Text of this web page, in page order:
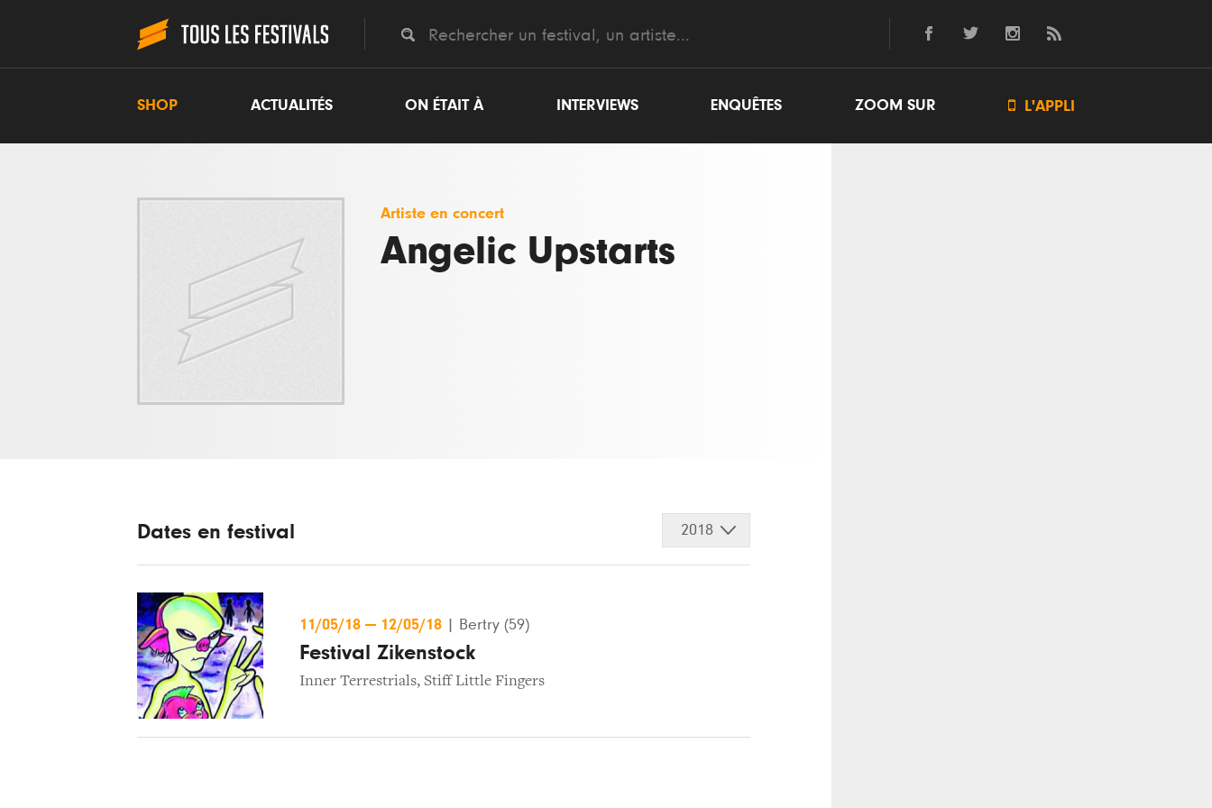
SHOP ACTUALITÉS ON ÉTAIT À INTERVIEWS ENQUÊTES ZOOM SUR  L'APPLI
Artiste en concert
Angelic Upstarts
Dates en festival 2018
11/05/18 — 12/05/18 Bertry (59)
Festival Zikenstock
Inner Terrestrials, Stiff Little Fingers